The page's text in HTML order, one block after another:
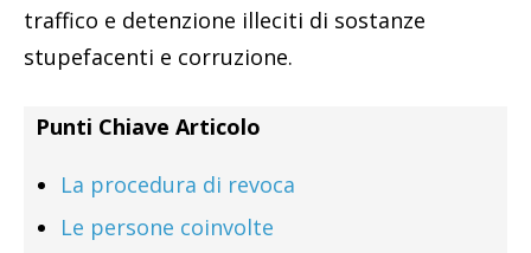
traffico e detenzione illeciti di sostanze
stupefacenti e corruzione.
Punti Chiave Articolo
La procedura di revoca
Le persone coinvolte